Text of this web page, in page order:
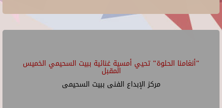
"أنغامنا الحلوة" تحيي أمسية غنائية ببيت السحيمي الخميس
المقبل
مركز الإبداع الفنى ببيت السحيمى